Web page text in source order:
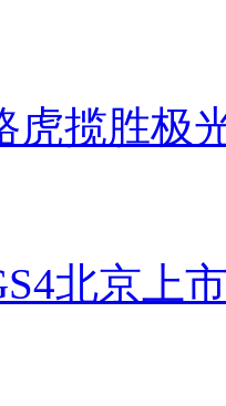
虎揽胜极
北京上